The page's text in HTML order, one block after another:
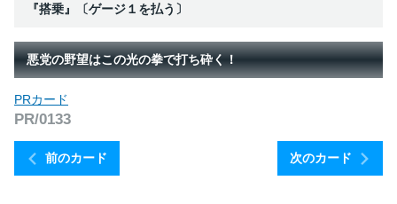
『搭乗』〔ゲージ１を払う〕
悪党の野望はこの光の拳で打ち砕く！
前のカード
PRカード
PR/0133
次のカード